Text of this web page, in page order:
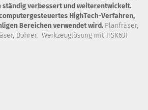
ständig verbessert und weiterentwickelt.
HighTech-Verfahren,
Bereichen verwendet wird. Planfräser,
Bohrer. Werkzeuglösung mit HSK63F